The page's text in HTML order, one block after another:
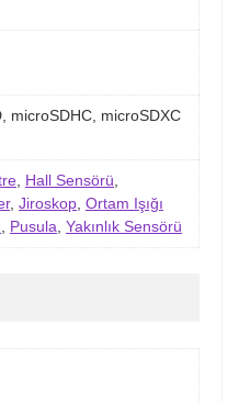
microSDHC, microSDXC
Hall Sensörü
, Jiroskop Ortam Işığı
Pusula Yakınlık Sensörü